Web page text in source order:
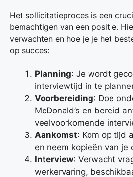
Het sollicitatieproces is een
bemachtigen van een positie.
verwachten en hoe je je het
op succes:
Planning: Je wordt
interviewtijd in te
Voorbereiding: Doe
McDonald’s en bereid
veelvoorkomende
Aankomst: Kom op tijd
en neem kopieën van je
Interview: Verwacht
werkervaring,